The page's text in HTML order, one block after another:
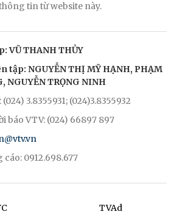
tin từ website này.
VŨ THANH THỦY
tập: NGUYỄN THỊ MỸ HẠNH, PHẠM
NGUYỄN TRỌNG NINH
3.8355931; (024)3.8355932
báo VTV: (024) 66897 897
cáo: 0912.698.677
TVAd